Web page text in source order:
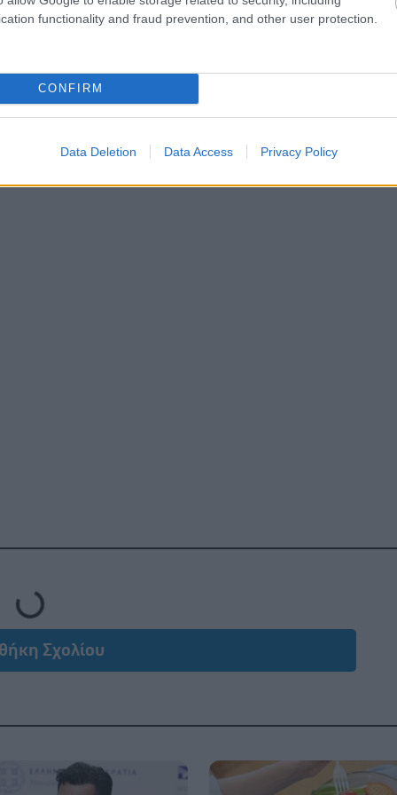
functionality and fraud prevention, and other user protection.
CONFIRM
Data Deletion Data Access Privacy Policy
Σχολίου